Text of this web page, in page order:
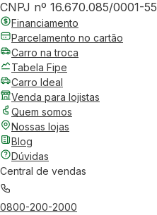
CNPJ nº 16.670.085/0001-55
Financiamento
Parcelamento no cartão
Carro na troca
Tabela Fipe
Carro Ideal
Venda para lojistas
Quem somos
Nossas lojas
Blog
Dúvidas
Central de vendas
0800-200-2000